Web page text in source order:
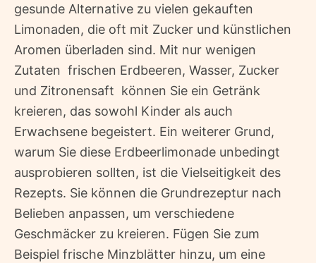
gesunde Alternative zu vielen gekauften
Limonaden, die oft mit Zucker und künstlichen
Aromen überladen sind. Mit nur wenigen
Zutaten  frischen Erdbeeren, Wasser, Zucker
und Zitronensaft  können Sie ein Getränk
kreieren, das sowohl Kinder als auch
Erwachsene begeistert. Ein weiterer Grund,
warum Sie diese Erdbeerlimonade unbedingt
ausprobieren sollten, ist die Vielseitigkeit des
Rezepts. Sie können die Grundrezeptur nach
Belieben anpassen, um verschiedene
Geschmäcker zu kreieren. Fügen Sie zum
Beispiel frische Minzblätter hinzu, um eine